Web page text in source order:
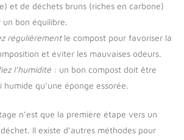
et de déchets bruns (riches en carbone)
un bon équilibre.
régulièrementle compost pour favoriser la
et éviter les mauvaises odeurs.
l’humidité : un bon compost doit être
humide qu’une éponge essorée.
n’est que la première étape vers un
Il existe d’autres méthodes pour